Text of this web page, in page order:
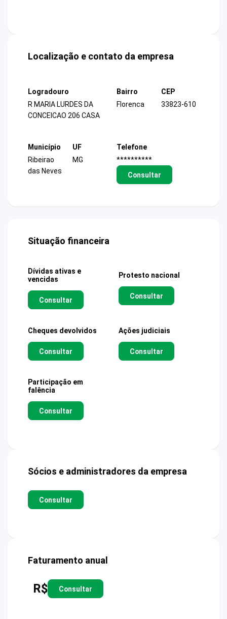
Localização e contato da empresa
Logradouro
R MARIA LURDES DA
CONCEICAO 206 CASA
Bairro
Florenca
CEP
33823-610
Município
Ribeirao
das Neves
UF
MG
Telefone
**********
Consultar
Situação financeira
Dívidas ativas e
vencidas
Consultar
Protesto nacional
Consultar
Cheques devolvidos
Consultar
Ações judiciais
Consultar
Participação em
falência
Consultar
Sócios e administradores da empresa
Consultar
Faturamento anual
R$ Consultar